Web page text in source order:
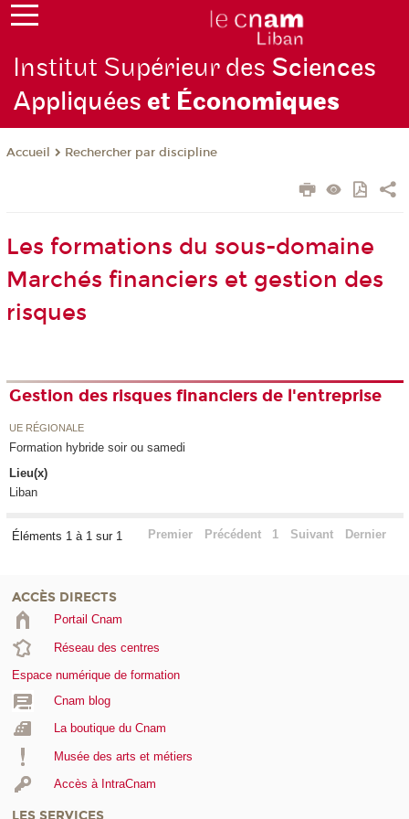
Institut Supérieur des Sciences
Appliquéeset Économiques
Accueil Rechercher par discipline
Les formations du sous-domaine
Marchés financiers et gestion des
risques
Gestion des risques financiers de l'entreprise
UE RÉGIONALE
Formation hybride soir ou samedi
Lieu(x)
Liban
Éléments 1 à 1 sur 1 Premier Précédent 1 Suivant Dernier
ACCÈS DIRECTS
Portail Cnam
Réseau des centres
Espace numérique de formation
Cnam blog
La boutique du Cnam
Musée des arts et métiers
Accès à IntraCnam
LES SERVICES